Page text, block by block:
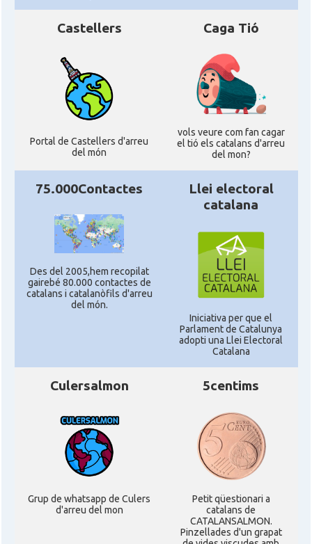
Castellers
Portal de Castellers d'arreu
del món
Caga Tió
vols veure com fan cagar
el tió els catalans d'arreu
del mon?
75.000Contactes
Des del 2005,hem recopilat
gairebé 80.000 contactes de
catalans i catalanòfils d'arreu
del món.
Llei electoral
catalana
Iniciativa per que el
Parlament de Catalunya
adopti una Llei Electoral
Catalana
Culersalmon
Grup de whatsapp de Culers
d'arreu del mon
5centims
Petit qüestionari a
catalans de
CATALANSALMON.
Pinzellades d'un grapat